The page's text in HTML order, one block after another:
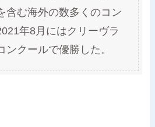
含む海外の数多くのコン
年8月にはクリーヴラ
ンクールで優勝した。